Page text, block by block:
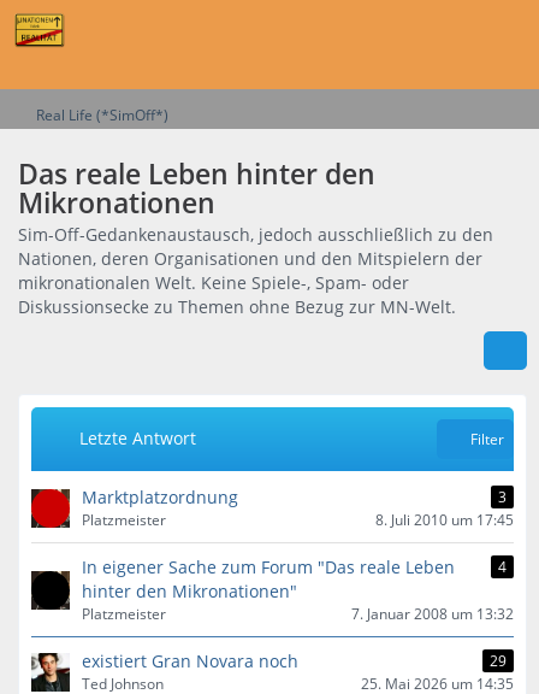
Real Life (*SimOff*)
Das reale Leben hinter den
Mikronationen
Sim-Off-Gedankenaustausch, jedoch ausschließlich zu den
Nationen, deren Organisationen und den Mitspielern der
mikronationalen Welt. Keine Spiele-, Spam- oder
Diskussionsecke zu Themen ohne Bezug zur MN-Welt.
Letzte Antwort Filter
Marktplatzordnung
3
Platzmeister
8. Juli 2010 um 17:45
In eigener Sache zum Forum "Das reale Leben
hinter den Mikronationen"
4
Platzmeister 7. Januar 2008 um 13:32
existiert Gran Novara noch
29
Ted Johnson
25. Mai 2026 um 14:35